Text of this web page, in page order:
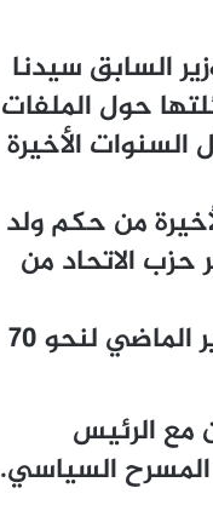
ﺍﻟﺴﺎﺑﻖ ﺳﻴﺪﻧﺎ
ﺣﻮﻝ ﺍﻟﻤﻠﻔﺎﺕ
ﺍﻷﺧﻴﺮﺓ
ﻣﻦ ﺣﻜﻢ ﻭﻟﺪ
ﺣﺰﺏ ﺍﻻﺗﺤﺎﺩ ﻣﻦ
ﻭ كانت ﺍﻟﻠﺠﻨﺔ ﺍﻟﺒﺮﻟﻤﺎﻧﻴﺔ استمعت ﻣﻨﺬ ﺇﻧﺸﺎﺋﻬﺎ ﻧﻬﺎﻳﺔ ﻳﻨﺎﻳﺮ ﺍﻟﻤﺎﺿﻲ ﻟﻨﺤﻮ 70
مع الرئيس
السياسي.